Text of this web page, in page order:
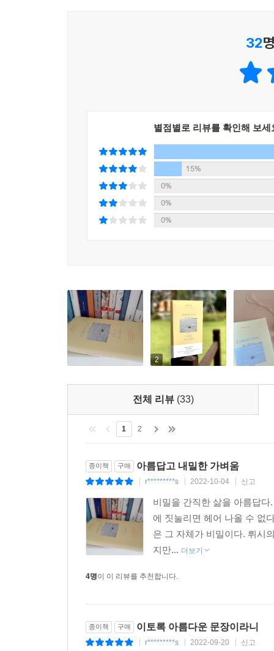
가볍고 즐거운 음악을 우리에게 들려줌으로써
“여기 있어도 그들이 하는 말이 들린다. 무책임
32
별점별로 리뷰를 확인해 보세
15%
0%
0%
0%
2
전체 리뷰 (33)
1 2
종이책 구매 아름답고 내밀한 가벼움
r*********s 2022-10-04 신고
비밀을 간직한 삶을 아름답
에 짓눌리면 헤어 나올 수 없
은 그 자체가 비밀이다. 뤼시
지만... 더보기
4명이 이 리뷰를 추천합니다.
종이책 구매 이토록 아름다운 문장이라니
r*********s 2022-09-20 신고